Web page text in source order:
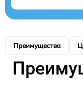
Преимущества